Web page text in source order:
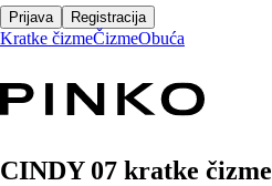
Prijava Registracija
Kratke čizmeČizmeObuća
CINDY 07 kratke čizme